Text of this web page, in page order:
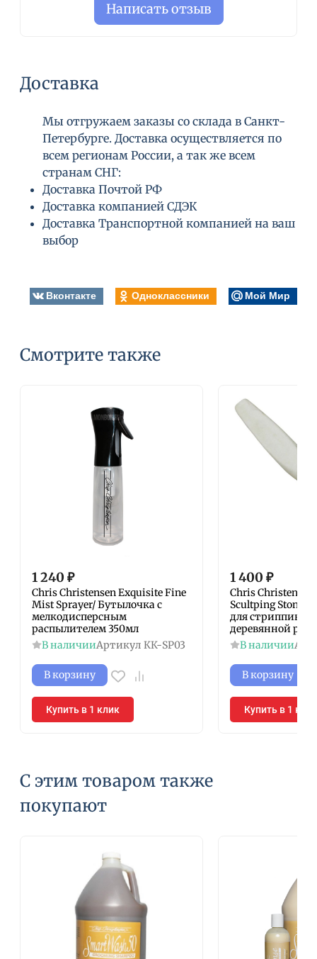
Написать отзыв
Доставка
Мы отгружаем заказы со склада в Санкт-
Петербурге. Доставка осуществляется по
всем регионам России, а так же всем
странам СНГ:
Доставка Почтой РФ
Доставка компанией СДЭК
Доставка Транспортной компанией на ваш
выбор
Вконтакте Одноклассники Мой Мир
Смотрите также
1 240 ₽
Chris Christensen Exquisite Fine
Mist Sprayer/ Бутылочка с
мелкодисперсным
распылителем 350мл
В наличииАртикул КК-SP03
В корзину
Купить в 1 клик
1 400 ₽
Chris Christensen
Scultping Stone
для стриппинга
деревянной
В наличии
В корзину
Купить в 1 клик
С этим товаром также
покупают